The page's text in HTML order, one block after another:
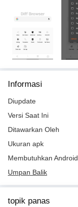
Informasi
Diupdate
Versi Saat Ini
Ditawarkan Oleh
Ukuran apk
Membutuhkan Android
Umpan Balik
topik panas